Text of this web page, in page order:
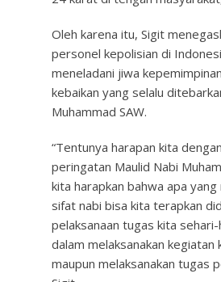
Oleh karena itu, Sigit
personel kepolisian di
meneladani jiwa
kebaikan yang selalu
Muhammad SAW.
“Tentunya harapan kita
peringatan Maulid Nabi
kita harapkan bahwa apa
sifat nabi bisa kita terapkan
pelaksanaan tugas kita sehari-
dalam melaksanakan kegiatan
maupun melaksanakan tugas